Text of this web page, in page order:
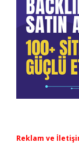
Reklam ve